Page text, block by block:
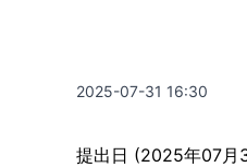
2025-07-31 16:30
提出日 (2025年07月